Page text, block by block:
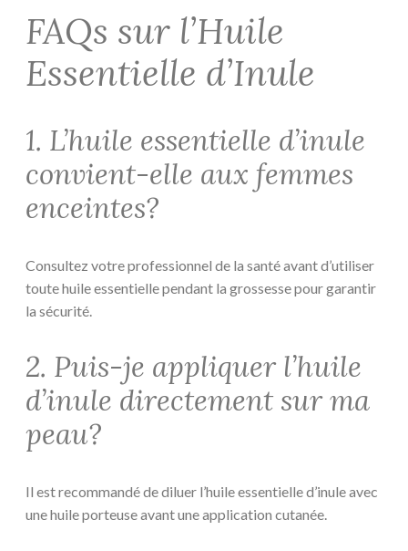
FAQs sur l’Huile
Essentielle d’Inule
1. L’huile essentielle d’inule
convient-elle aux femmes
enceintes?
Consultez votre professionnel de la santé avant d’utiliser
toute huile essentielle pendant la grossesse pour garantir
la sécurité.
2. Puis-je appliquer l’huile
d’inule directement sur ma
peau?
Il est recommandé de diluer l’huile essentielle d’inule avec
une huile porteuse avant une application cutanée.